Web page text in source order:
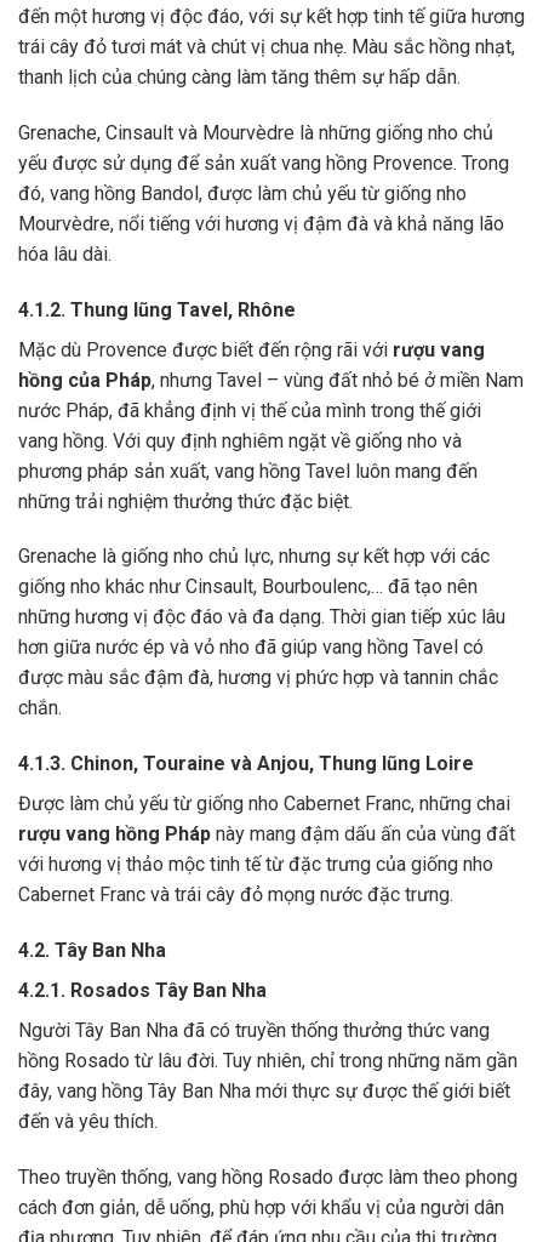
đến một hương vị độc đáo, với sự kết hợp tinh tế giữa hương
trái cây đỏ tươi mát và chút vị chua nhẹ. Màu sắc hồng nhạt,
thanh lịch của chúng càng làm tăng thêm sự hấp dẫn.
Grenache, Cinsault và Mourvèdre là những giống nho chủ
yếu được sử dụng để sản xuất vang hồng Provence. Trong
đó, vang hồng Bandol, được làm chủ yếu từ giống nho
Mourvèdre, nổi tiếng với hương vị đậm đà và khả năng lão
hóa lâu dài.
4.1.2. Thung lũng Tavel, Rhône
Mặc dù Provence được biết đến rộng rãi với rượu vang
hồng của Pháp, nhưng Tavel – vùng đất nhỏ bé ở miền Nam
nước Pháp, đã khẳng định vị thế của mình trong thế giới
vang hồng. Với quy định nghiêm ngặt về giống nho và
phương pháp sản xuất, vang hồng Tavel luôn mang đến
những trải nghiệm thưởng thức đặc biệt.
Grenache là giống nho chủ lực, nhưng sự kết hợp với các
giống nho khác như Cinsault, Bourboulenc,… đã tạo nên
những hương vị độc đáo và đa dạng. Thời gian tiếp xúc lâu
hơn giữa nước ép và vỏ nho đã giúp vang hồng Tavel có
được màu sắc đậm đà, hương vị phức hợp và tannin chắc
chắn.
4.1.3. Chinon, Touraine và Anjou, Thung lũng Loire
Được làm chủ yếu từ giống nho Cabernet Franc, những chai
rượu vang hồng Pháp này mang đậm dấu ấn của vùng đất
với hương vị thảo mộc tinh tế từ đặc trưng của giống nho
Cabernet Franc và trái cây đỏ mọng nước đặc trưng.
4.2. Tây Ban Nha
4.2.1. Rosados ​​Tây Ban Nha
Người Tây Ban Nha đã có truyền thống thưởng thức vang
hồng Rosado từ lâu đời. Tuy nhiên, chỉ trong những năm gần
đây, vang hồng Tây Ban Nha mới thực sự được thế giới biết
đến và yêu thích.
Theo truyền thống, vang hồng Rosado được làm theo phong
cách đơn giản, dễ uống, phù hợp với khẩu vị của người dân